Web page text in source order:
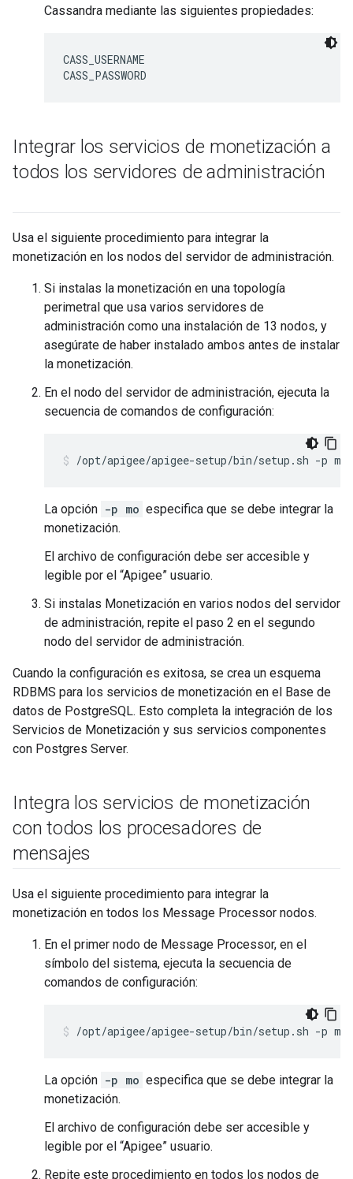
Cassandra mediante las siguientes propiedades:
CASS_USERNAME
CASS_PASSWORD
Integrar los servicios de monetización a
todos los servidores de administración
Usa el siguiente procedimiento para integrar la
monetización en los nodos del servidor de administración.
Si instalas la monetización en una topología
perimetral que usa varios servidores de
administración como una instalación de 13 nodos, y
asegúrate de haber instalado ambos antes de instalar
la monetización.
En el nodo del servidor de administración, ejecuta la
secuencia de comandos de configuración:
/opt/apigee/apigee-setup/bin/setup.sh -p
La opción -p mo especifica que se debe integrar la
monetización.
El archivo de configuración debe ser accesible y
legible por el “Apigee” usuario.
Si instalas Monetización en varios nodos del servidor
de administración, repite el paso 2 en el segundo
nodo del servidor de administración.
Cuando la configuración es exitosa, se crea un esquema
RDBMS para los servicios de monetización en el Base de
datos de PostgreSQL. Esto completa la integración de los
Servicios de Monetización y sus servicios componentes
con Postgres Server.
Integra los servicios de monetización
con todos los procesadores de
mensajes
Usa el siguiente procedimiento para integrar la
monetización en todos los Message Processor nodos.
En el primer nodo de Message Processor, en el
símbolo del sistema, ejecuta la secuencia de
comandos de configuración:
/opt/apigee/apigee-setup/bin/setup.sh -p
La opción -p mo especifica que se debe integrar la
monetización.
El archivo de configuración debe ser accesible y
legible por el “Apigee” usuario.
Repite este procedimiento en todos los nodos de